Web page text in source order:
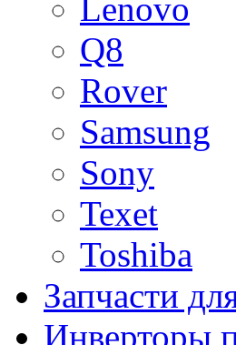
Lenovo
Q8
Rover
Samsung
Sony
Texet
Toshiba
Запчасти
Инверторы